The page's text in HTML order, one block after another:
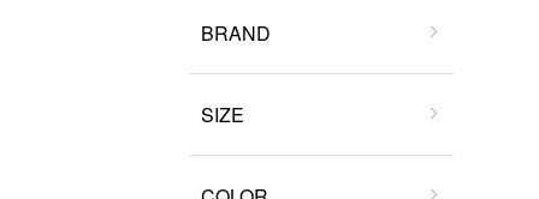
BRAND
SIZE